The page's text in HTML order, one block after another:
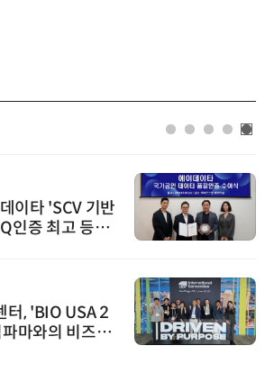
로옴세미컨덕터코리아
로옴, 발진 출력 4
라헤르츠파 발진
시큐어링크
시큐어링크, 중소
흥원 AI 초격차